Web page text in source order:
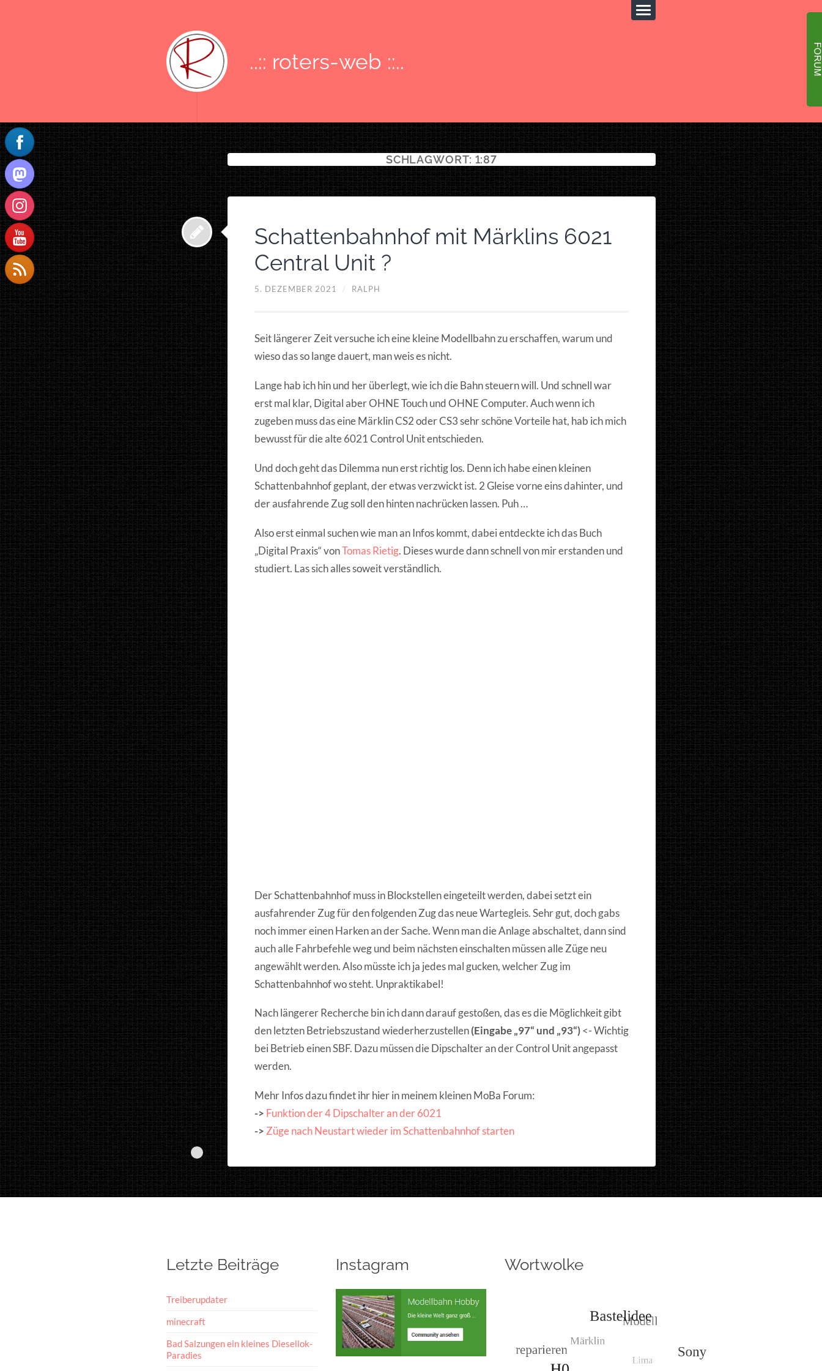
..:: roters-web ::..
SCHLAGWORT: 1:87
Schattenbahnhof mit Märklins 6021
Central Unit ?
5. DEZEMBER 2021 / RALPH
Seit längerer Zeit versuche ich eine kleine Modellbahn zu erschaffen, warum und
wieso das so lange dauert, man weis es nicht.
Lange hab ich hin und her überlegt, wie ich die Bahn steuern will. Und schnell war
erst mal klar, Digital aber OHNE Touch und OHNE Computer. Auch wenn ich
zugeben muss das eine Märklin CS2 oder CS3 sehr schöne Vorteile hat, hab ich mich
bewusst für die alte 6021 Control Unit entschieden.
Und doch geht das Dilemma nun erst richtig los. Denn ich habe einen kleinen
Schattenbahnhof geplant, der etwas verzwickt ist. 2 Gleise vorne eins dahinter, und
der ausfahrende Zug soll den hinten nachrücken lassen. Puh …
Also erst einmal suchen wie man an Infos kommt, dabei entdeckte ich das Buch
„Digital Praxis“ vonTomas Rietig. Dieses wurde dann schnell von mir erstanden und
studiert. Las sich alles soweit verständlich.
Der Schattenbahnhof muss in Blockstellen eingeteilt werden, dabei setzt ein
ausfahrender Zug für den folgenden Zug das neue Wartegleis. Sehr gut, doch gabs
noch immer einen Harken an der Sache. Wenn man die Anlage abschaltet, dann sind
auch alle Fahrbefehle weg und beim nächsten einschalten müssen alle Züge neu
angewählt werden. Also müsste ich ja jedes mal gucken, welcher Zug im
Schattenbahnhof wo steht. Unpraktikabel!
Nach längerer Recherche bin ich dann darauf gestoßen, das es die Möglichkeit gibt
den letzten Betriebszustand wiederherzustellen(Eingabe „97“ und „93“)<- Wichtig
bei Betrieb einen SBF. Dazu müssen die Dipschalter an der Control Unit angepasst
werden.
Mehr Infos dazu findet ihr hier in meinem kleinen MoBa Forum:
-> Funktion der 4 Dipschalter an der 6021
->Züge nach Neustart wieder im Schattenbahnhof starten
Letzte Beiträge
Treiberupdater
minecraft
Bad Salzungen ein kleines Diesellok-
Paradies
Instagram Wortwolke